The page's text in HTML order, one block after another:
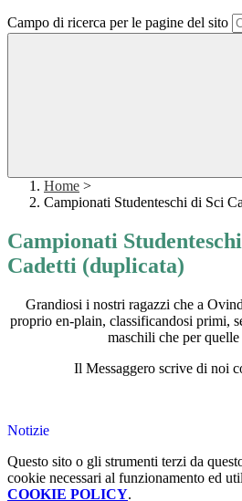
Campo di ricerca per le pagine del sito
Home >
Campionati Studenteschi di Sci
Campionati
Cadetti (duplicata)
Grandiosi i nostri ragazzi che a
proprio en-plain, classificandosi primi,
maschili che per
Il Messaggero scrive di noi
Notizie
Questo sito o gli strumenti terzi da
cookie necessari al funzionamento ed
COOKIE POLICY.